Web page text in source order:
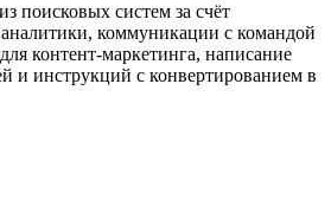
поисковых систем за счёт
коммуникации с командой
контент-маркетинга, написание
и инструкций с конвертированием в